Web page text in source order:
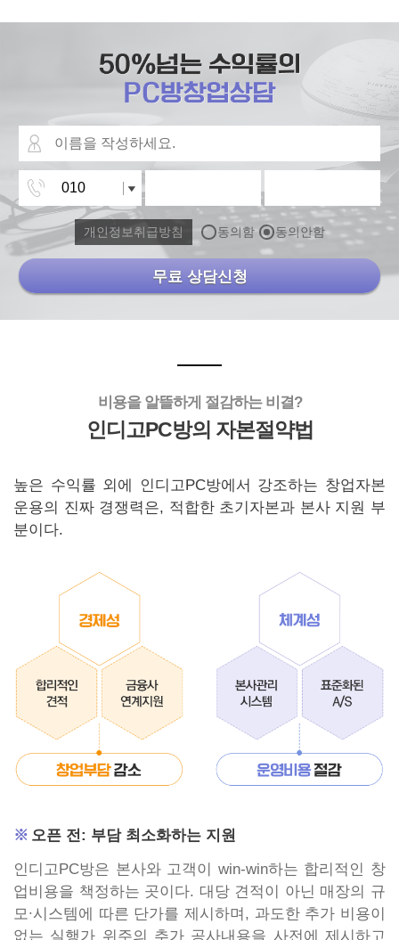
개인정보취급방침 동의함 동의안함
무료 상담신청
비용을 알뜰하게 절감하는 비결?
인디고PC방의 자본절약법
높은 수익률 외에 인디고PC방에서 강조하는 창업자본
운용의 진짜 경쟁력은, 적합한 초기자본과 본사 지원 부
분이다.
오픈 전: 부담 최소화하는 지원
인디고PC방은 본사와 고객이 win-win하는 합리적인 창
업비용을 책정하는 곳이다. 대당 견적이 아닌 매장의 규
모∙시스템에 따른 단가를 제시하며, 과도한 추가 비용이
없는 실행가 위주의 추가 공사내용을 사전에 제시하고